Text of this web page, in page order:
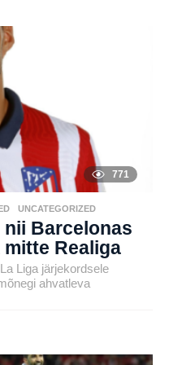
771
,UNCATEGORIZED
nii Barcelonas
Realiga
Liga järjekordsele
ahvatleva